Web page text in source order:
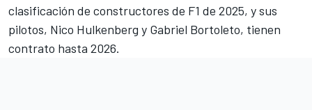
clasificación de constructores de F1 de 2025, y sus
pilotos, Nico Hulkenberg y Gabriel Bortoleto, tienen
contrato hasta 2026.